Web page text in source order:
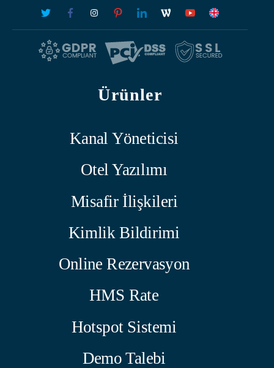
Ürünler
Kanal Yöneticisi
Otel Yazılımı
Misafir İlişkileri
Kimlik Bildirimi
Online Rezervasyon
HMS Rate
Hotspot Sistemi
Demo Talebi